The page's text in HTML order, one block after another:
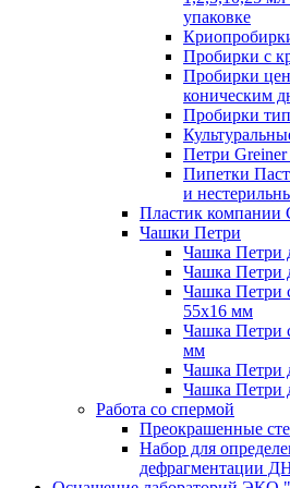
упаковке
Пробирки с
Пробирки
коническим
Пробирки
Петри
Пипетки
и
Пластик компании
Чашки Петри
Чашка
Чашка Петри
Чашка Петри
55x16 мм
Чашка Петри
мм
Чашка Петри
Чашка Петри
Работа со спермой
Преокрашенные
Набор для
дефрагментации